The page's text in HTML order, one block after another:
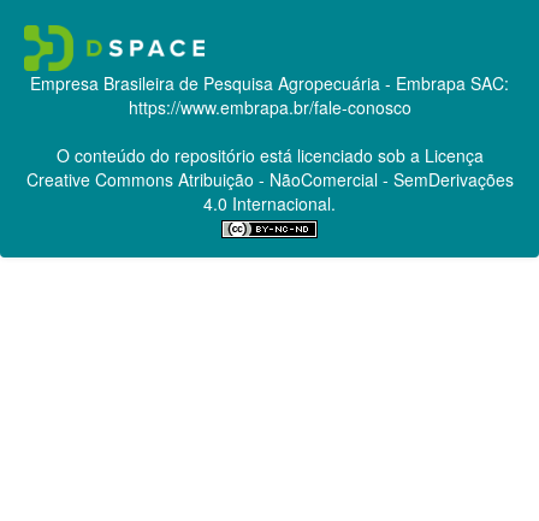
Empresa Brasileira de Pesquisa Agropecuária - Embrapa SAC:
https://www.embrapa.br/fale-conosco
O conteúdo do repositório está licenciado sob a Licença
Creative CommonsAtribuição - NãoComercial - SemDerivações
4.0 Internacional.